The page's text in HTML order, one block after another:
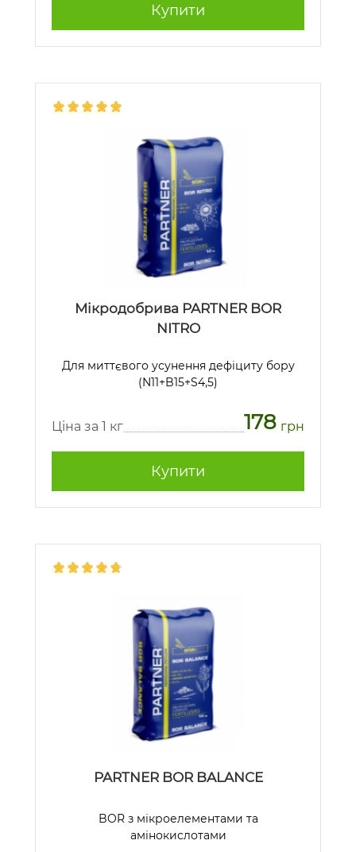
Купити
Мікродобрива PARTNER BOR
NITRO
Для миттєвого усунення дефіциту бору
(N11+B15+S4,5)
Ціна за 1 кг 178 грн
Купити
PARTNER BOR BALANCE
BOR з мікроелементами та
амінокислотами